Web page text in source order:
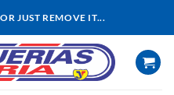
JUST REMOVE IT...